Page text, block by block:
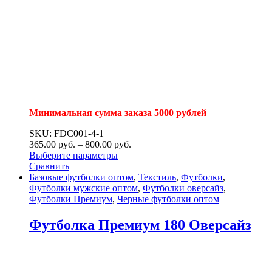
Минимальная сумма заказа 5000 рублей
SKU: FDC001-4-1
365.00 руб. – 800.00 руб.
Выберите параметры
Сравнить
Базовые футболки оптом, Текстиль, Футболки,
Футболки мужские оптом, Футболки оверсайз,
Футболки Премиум, Черные футболки оптом
Футболка Премиум 180 Оверсайз